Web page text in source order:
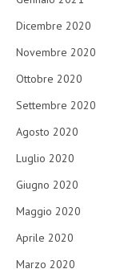
Dicembre 2020
Novembre 2020
Ottobre 2020
Settembre 2020
Agosto 2020
Luglio 2020
Giugno 2020
Maggio 2020
Aprile 2020
Marzo 2020